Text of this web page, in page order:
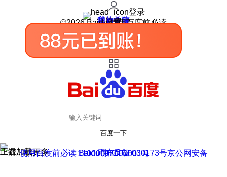
登录
我的关注
我的收藏
皮肤中心
用户反馈
设置
©2026 Baidu 使用百度前必读
百度一下
正在加载
上滑加载更多 用户反馈
使用百度前必读 Baidu 京ICP证030173号
京公网安备11000002000001号